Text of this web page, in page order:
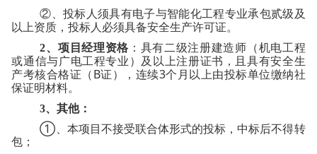
② 、投标人须具有电子与智能化工程专业承包贰级及
以上资质，投标人必须具备安全生产许可证。
2、 项目经理资格 ： 具有二级注册建造师（机电工程
或通信与广电工程专业）及以上注册证书，且具有安全生
产考核合格证（ B证），连续3个月以上由投标单位缴纳社
保证明材料。
3、其他：
①、本项目不接受联合体形式的投标，中标后不得转
包；